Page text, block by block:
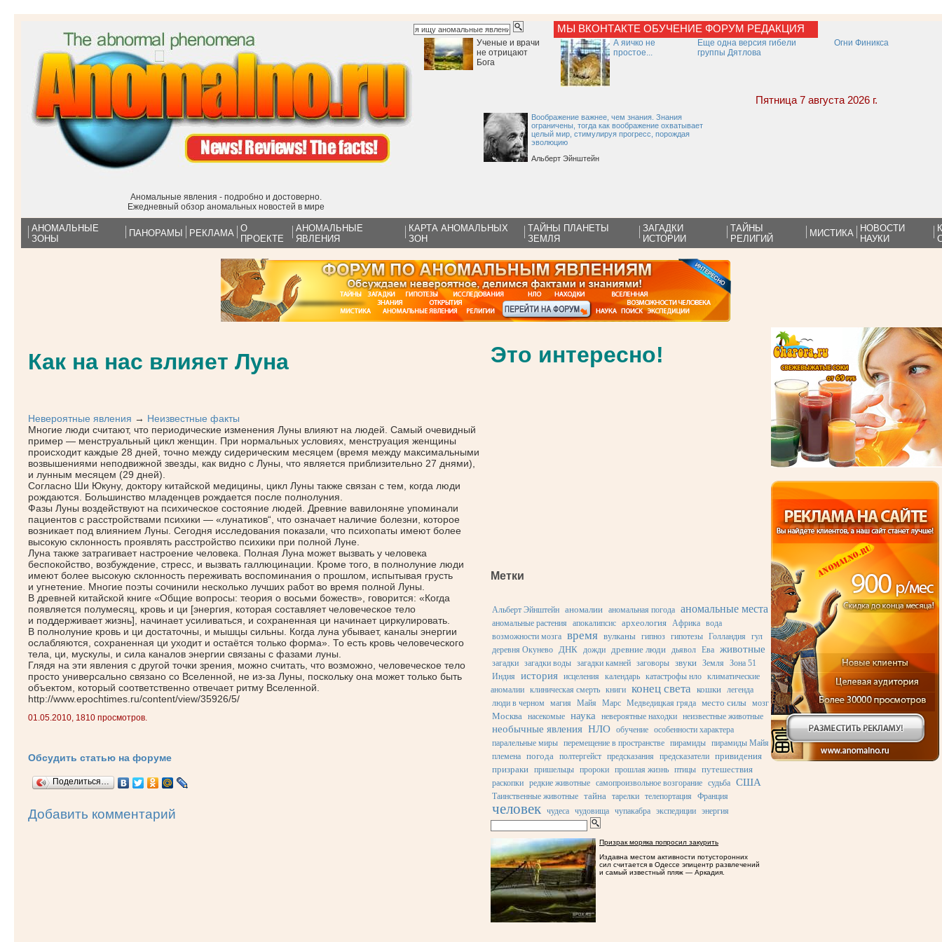
Аномальные явления - подробно и достоверно.
Ежедневный обзор аномальных новостей в мире
МЫ ВКОНТАКТЕ ОБУЧЕНИЕ ФОРУМ РЕДАКЦИЯ
Ученые и врачи
не отрицают
Бога
А яичко не
простое...
Еще одна версия гибели
группы Дятлова
Огни Финикса
Пятница 7 августа 2026 г.
Воображение важнее, чем знания. Знания
ограничены, тогда как воображение охватывает
целый мир, стимулируя прогресс, порождая
эволюцию
Альберт Эйнштейн
АНОМАЛЬНЫЕ
ЗОНЫ
ПАНОРАМЫ РЕКЛАМА О
ПРОЕКТЕ
АНОМАЛЬНЫЕ
ЯВЛЕНИЯ
КАРТА АНОМАЛЬНЫХ
ЗОН
ТАЙНЫ ПЛАНЕТЫ
ЗЕМЛЯ
ЗАГАДКИ
ИСТОРИИ
ТАЙНЫ
РЕЛИГИЙ
МИСТИКА
НОВОСТИ
НАУКИ
Как на нас влияет Луна
Невероятные явления → Неизвестные факты
Многие люди считают, что периодические изменения Луны влияют на людей. Самый очевидный
пример — менструальный цикл женщин. При нормальных условиях, менструация женщины
происходит каждые 28 дней, точно между сидерическим месяцем (время между максимальными
возвышениями неподвижной звезды, как видно с Луны, что является приблизительно 27 днями),
и лунным месяцем (29 дней).
Согласно Ши Юкуну, доктору китайской медицины, цикл Луны также связан с тем, когда люди
рождаются. Большинство младенцев рождается после полнолуния.
Фазы Луны воздействуют на психическое состояние людей. Древние вавилоняне упоминали
пациентов с расстройствами психики — «лунатиков“, что означает наличие болезни, которое
возникает под влиянием Луны. Сегодня исследования показали, что психопаты имеют более
высокую склонность проявлять расстройство психики при полной Луне.
Луна также затрагивает настроение человека. Полная Луна может вызвать у человека
беспокойство, возбуждение, стресс, и вызвать галлюцинации. Кроме того, в полнолуние люди
имеют более высокую склонность переживать воспоминания о прошлом, испытывая грусть
и угнетение. Многие поэты сочинили несколько лучших работ во время полной Луны.
В древней китайской книге «Общие вопросы: теория о восьми божеств», говорится: «Когда
появляется полумесяц, кровь и ци [энергия, которая составляет человеческое тело
и поддерживает жизнь], начинает усиливаться, и сохраненная ци начинает циркулировать.
В полнолуние кровь и ци достаточны, и мышцы сильны. Когда луна убывает, каналы энергии
ослабляются, сохраненная ци уходит и остаётся только форма». То есть кровь человеческого
тела, ци, мускулы, и сила каналов энергии связаны с фазами луны.
Глядя на эти явления с другой точки зрения, можно считать, что возможно, человеческое тело
просто универсально связано со Вселенной, не из-за Луны, поскольку она может только быть
объектом, который соответственно отвечает ритму Вселенной.
http://www.epochtimes.ru/content/view/35926/5/
01.05.2010, 1810 просмотров.
Обсудить статью на форуме
Поделиться…
Добавить комментарий
Это интересно!
Метки
Альберт Эйнштейн аномалии аномальная погода аномальные места
аномальные растения апокалипсис археология Африка вода
возможности мозга время вулканы гипноз гипотезы Голландия
гул
деревня Окунево ДНК дожди древние люди дьявол Ева животные
загадки загадки воды загадки камней заговоры звуки Земля
Зона 51
Индия
история исцеления календарь катастрофы нло климатические
аномалии клиническая смерть книги конец света кошки легенда
люди в черном
магия Майя Марс Медведицкая гряда место силы мозг
Москва насекомые наука невероятные находки неизвестные животные
необычные явления НЛО обучение особенности характера
паралельные миры перемещение в пространстве пирамиды пирамиды Майя
племена погода полтергейст предсказания предсказатели привидения
призраки пришельцы пророки прошлая жизнь птицы путешествия
раскопки редкие животные самопроизвольное возгорание судьба США
Таинственные животные тайна тарелки телепортация Франция
человек чудеса чудовища чупакабра экспедиции энергия
Призрак моряка попросил закурить
Издавна местом активности потусторонних
сил считается в Одессе эпицентр развлечений
и самый известный пляж — Аркадия.